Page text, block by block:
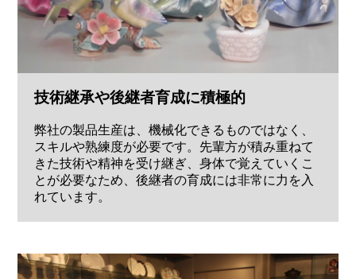
技術継承や後継者育成に積極的
弊社の製品生産は、機械化できるものではなく、
スキルや熟練度が必要です。先輩方が積み重ねて
きた技術や精神を受け継ぎ、身体で覚えていくこ
とが必要なため、後継者の育成には非常に力を入
れています。